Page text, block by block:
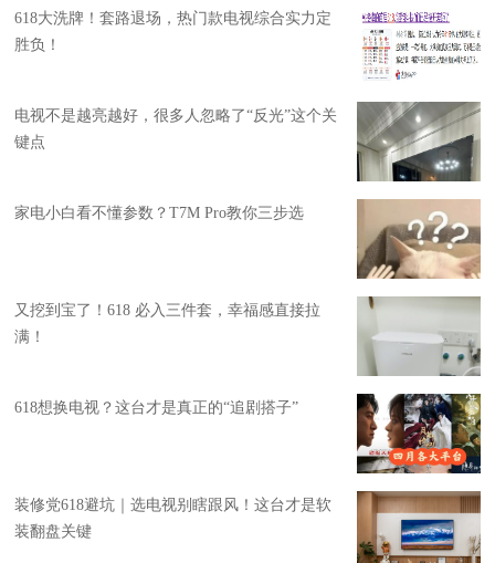
618大洗牌！套路退场，热门款电视综合实力定
胜负！
电视不是越亮越好，很多人忽略了“反光”这个关
键点
家电小白看不懂参数？T7M Pro教你三步选
又挖到宝了！618 必入三件套，幸福感直接拉
满！
618想换电视？这台才是真正的“追剧搭子”
装修党618避坑｜选电视别瞎跟风！这台才是软
装翻盘关键